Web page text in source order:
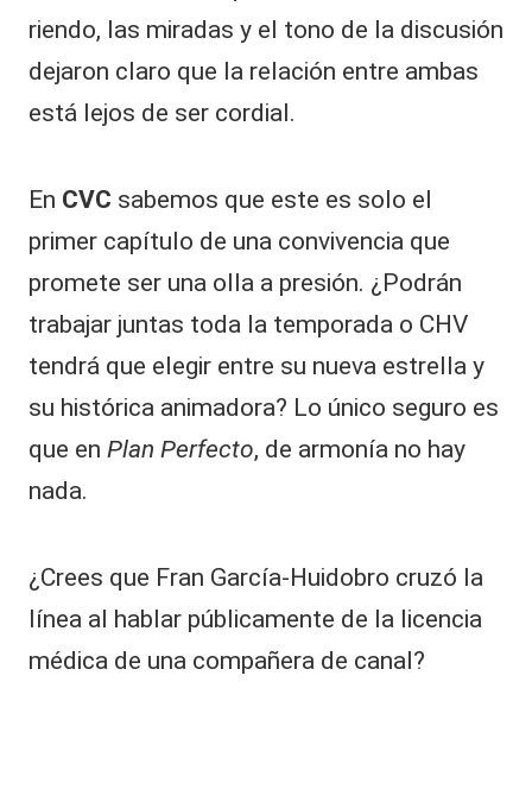
riendo, las miradas y el tono de la discusión
dejaron claro que la relación entre ambas
está lejos de ser cordial.
En CVC sabemos que este es solo el
primer capítulo de una convivencia que
promete ser una olla a presión. ¿Podrán
trabajar juntas toda la temporada o CHV
tendrá que elegir entre su nueva estrella y
su histórica animadora? Lo único seguro es
que en Plan Perfecto, de armonía no hay
nada.
¿Crees que Fran García-Huidobro cruzó la
línea al hablar públicamente de la licencia
médica de una compañera de canal?